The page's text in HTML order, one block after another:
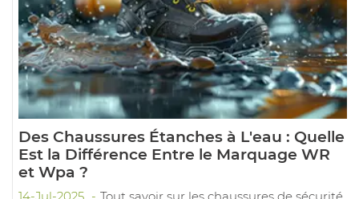
Des Chaussures Étanches à L'eau : Quelle
Est la Différence Entre le Marquage WR
et Wpa ?
14-Jul-2025
Tout savoir sur les chaussures de sécurité